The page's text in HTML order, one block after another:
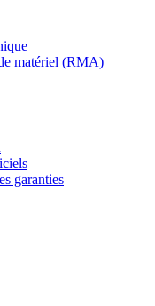
matériel (RMA)
garanties